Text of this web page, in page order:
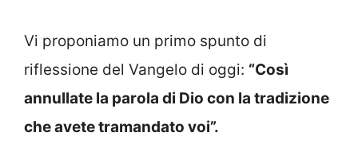
Vi proponiamo un primo spunto di
riflessione del Vangelo di oggi: “Così
annullate la parola di Dio con la tradizione
che avete tramandato voi”.